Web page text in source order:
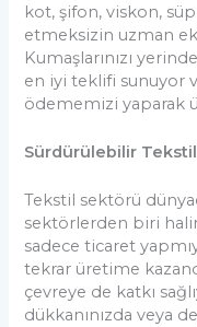
kot, şifon, viskon,
etmeksizin uzman
Kumaşlarınızı
en iyi teklifi sunuyor
ödememizi yaparak
Sürdürülebilir
Tekstil sektörü
sektörlerden biri
sadece ticaret
tekrar üretime
çevreye de katkı
dükkanınızda veya